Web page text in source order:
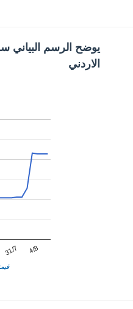
يوضح الرسم البياني
الاردني
31/7 4/8